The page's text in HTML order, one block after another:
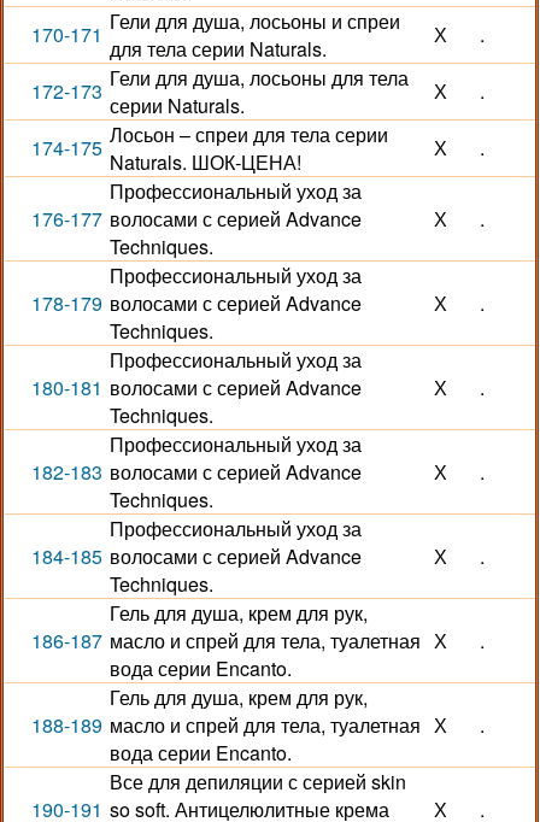
170-171 Гели для душа, лосьоны и спреи
для тела серии Naturals.
Х .
172-173 Гели для душа, лосьоны для тела
серии Naturals.
Х .
174-175 Лосьон – спреи для тела серии
Naturals. ШОК-ЦЕНА!
Х .
176-177
Профессиональный уход за
волосами с серией Advance
Techniques.
Х .
178-179
Профессиональный уход за
волосами с серией Advance
Techniques.
Х .
180-181
Профессиональный уход за
волосами с серией Advance
Techniques.
Х .
182-183
Профессиональный уход за
волосами с серией Advance
Techniques.
Х .
184-185
Профессиональный уход за
волосами с серией Advance
Techniques.
Х .
186-187
Гель для душа, крем для рук,
масло и спрей для тела, туалетная
вода серии Encanto.
Х .
188-189
Гель для душа, крем для рук,
масло и спрей для тела, туалетная
вода серии Encanto.
Х .
190-191
Все для депиляции с серией skin
so soft. Антицелюлитные крема
Х .